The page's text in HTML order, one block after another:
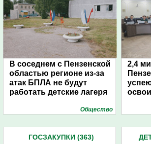
В соседнем с Пензенской
областью регионе из-за
атак БПЛА не будут
работать детские лагеря
Общество
2,4
ГОСЗАКУПКИ (363)